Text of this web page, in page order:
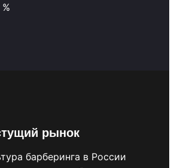
рынок
барберинга в России